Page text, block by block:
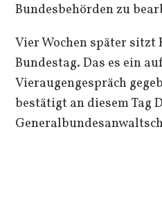
Bundesbehörden zu
Vier Wochen später sitzt
Bundestag. Das es ein
Vieraugengespräch
bestätigt an diesem Tag